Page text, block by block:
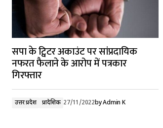
सपा के ट्विटर अकाउंट पर सांप्रदायिक
नफरत फैलाने के आरोप में पत्रकार
गिरफ्तार
उत्तर प्रदेश प्रादेशिक 27/11/2022byAdmin K